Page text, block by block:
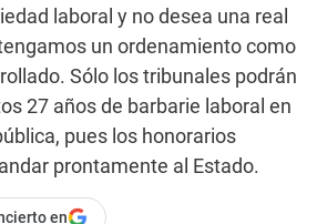
laboral y no desea una real
un ordenamiento como
Sólo los tribunales podrán
27 años de barbarie laboral en
pues los honorarios
prontamente al Estado.
en